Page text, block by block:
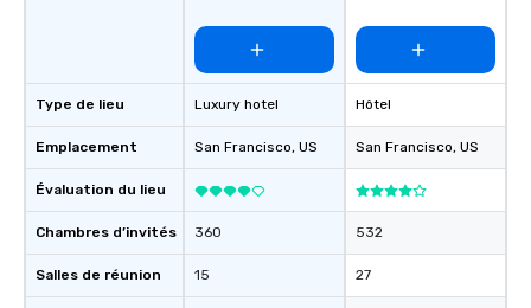
Type de lieu
Emplacement
Évaluation du lieu
Chambres d’invités
Salles de réunion
Luxury hotel
San Francisco, US
360
15
Hôtel
San Francisco, US
532
27